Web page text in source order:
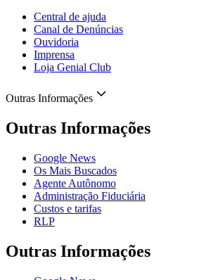
Central de ajuda
Canal de Denúncias
Ouvidoria
Imprensa
Loja Genial Club
Outras Informações
Outras Informações
Google News
Os Mais Buscados
Agente Autônomo
Administração Fiduciária
Custos e tarifas
RLP
Outras Informações